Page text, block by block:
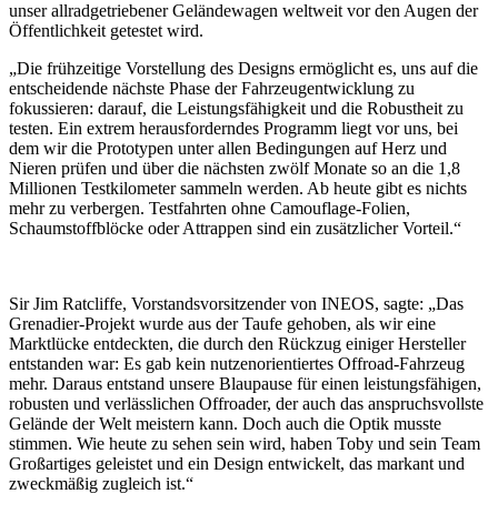
unser allradgetriebener Geländewagen weltweit vor den Augen der
Öffentlichkeit getestet wird.
„Die frühzeitige Vorstellung des Designs ermöglicht es, uns auf die
entscheidende nächste Phase der Fahrzeugentwicklung zu
fokussieren: darauf, die Leistungsfähigkeit und die Robustheit zu
testen. Ein extrem herausforderndes Programm liegt vor uns, bei
dem wir die Prototypen unter allen Bedingungen auf Herz und
Nieren prüfen und über die nächsten zwölf Monate so an die 1,8
Millionen Testkilometer sammeln werden. Ab heute gibt es nichts
mehr zu verbergen. Testfahrten ohne Camouflage-Folien,
Schaumstoffblöcke oder Attrappen sind ein zusätzlicher Vorteil.“
Sir Jim Ratcliffe, Vorstandsvorsitzender von INEOS, sagte: „Das
Grenadier-Projekt wurde aus der Taufe gehoben, als wir eine
Marktlücke entdeckten, die durch den Rückzug einiger Hersteller
entstanden war: Es gab kein nutzenorientiertes Offroad-Fahrzeug
mehr. Daraus entstand unsere Blaupause für einen leistungsfähigen,
robusten und verlässlichen Offroader, der auch das anspruchsvollste
Gelände der Welt meistern kann. Doch auch die Optik musste
stimmen. Wie heute zu sehen sein wird, haben Toby und sein Team
Großartiges geleistet und ein Design entwickelt, das markant und
zweckmäßig zugleich ist.“